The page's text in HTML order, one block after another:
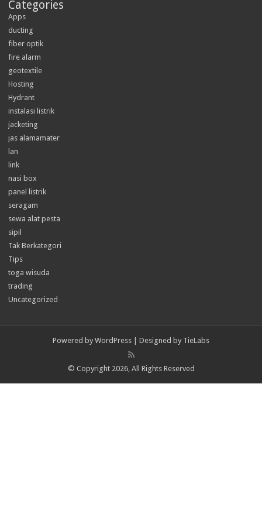
Categories
Apps
ducting
fiber optik
fire alarm
geotextile
Hosting
Hydrant
instalasi listrik
jacketing
jas alamamater
lan
link
nasi box
panel listrik
seragam
sewa alat pesta
sipil
Tak Berkategori
Tips
toga wisuda
trading
Uncategorized
Powered by WordPress | Designed by TieLabs
© Copyright 2026, All Rights Reserved